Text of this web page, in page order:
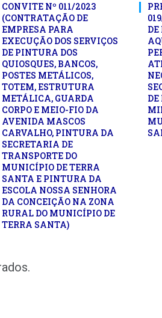
CONVITE Nº 011/2023
(CONTRATAÇÃO DE
EMPRESA PARA
EXECUÇÃO DOS SERVIÇOS
DE PINTURA DOS
QUIOSQUES, BANCOS,
POSTES METÁLICOS,
TOTEM, ESTRUTURA
METÁLICA, GUARDA
CORPO E MEIO-FIO DA
AVENIDA MASCOS
CARVALHO, PINTURA DA
SECRETARIA DE
TRANSPORTE DO
MUNICÍPIO DE TERRA
SANTA E PINTURA DA
ESCOLA NOSSA SENHORA
DA CONCEIÇÃO NA ZONA
RURAL DO MUNICÍPIO DE
TERRA SANTA)